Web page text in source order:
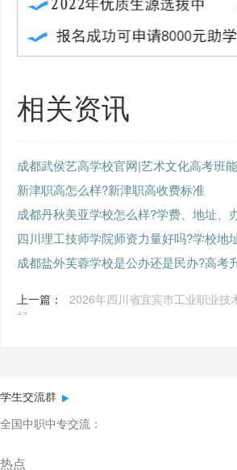
相关资讯
成都武侯艺高学校官网|艺术文化高考班
新津职高怎么样?新津职高收费标准
成都丹秋美亚学校怎么样?学费、地址、
四川理工技师学院师资力量好吗?学校地
成都盐外芙蓉学校是公办还是民办?高考
上一篇：
2026年四川省宜宾市工业职业技
好
学生交流群
全国中职中专交流：
热点